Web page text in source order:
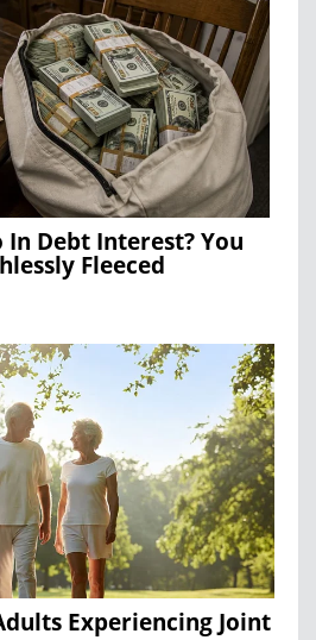
In Debt Interest? You
Fleeced
Experiencing Joint